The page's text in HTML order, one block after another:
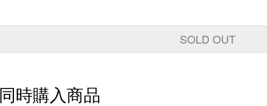
SOLD OUT
同時購入商品